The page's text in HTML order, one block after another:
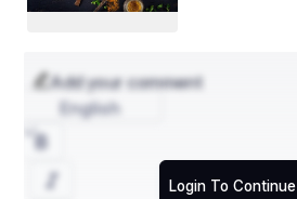
ସସ୍ମିତା ମହାଖୁଡ଼
Add your comment
Login To Continue
English